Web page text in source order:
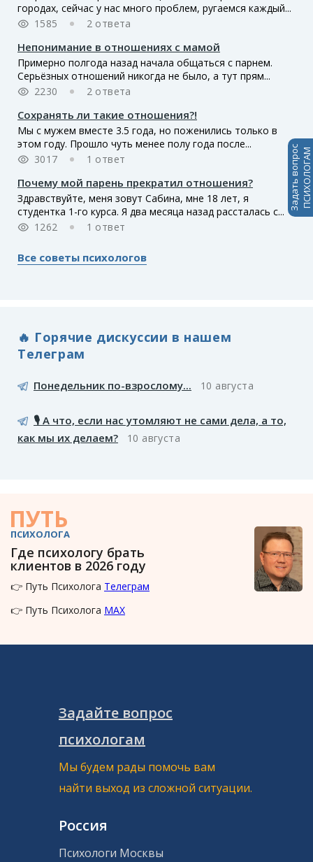
городах, сейчас у нас много проблем, ругаемся каждый...
1585
2 ответа
Непонимание в отношениях с мамой
Примерно полгода назад начала общаться с парнем.
Серьёзных отношений никогда не было, а тут прям...
2230
2 ответа
Сохранять ли такие отношения?!
Мы с мужем вместе 3.5 года, но поженились только в
этом году. Прошло чуть менее полу года после...
3017
1 ответ
Почему мой парень прекратил отношения?
Здравствуйте, меня зовут Сабина, мне 18 лет, я
студентка 1-го курса. Я два месяца назад рассталась с...
1262
1 ответ
Все советы психологов
🔥 Горячие дискуссии в нашем
Телеграм
Понедельник по-взрослому... 10 августа
🎙️ А что, если нас утомляют не сами дела, а то,
как мы их делаем?
10 августа
ПУТЬ
ПСИХОЛОГА
Где психологу брать
клиентов в 2026 году
👉 Путь Психолога Телеграм
👉 Путь Психолога MAX
Задать вопросПСИХОЛОГАМ
Задайте вопрос
психологам
Мы будем рады помочь вам
найти выход из сложной ситуации.
Россия
Психологи Москвы